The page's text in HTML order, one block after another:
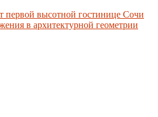
первой высотной гостинице Сочи
в архитектурной геометрии